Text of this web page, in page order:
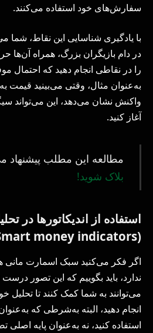
سفارش‌های خود استفاده می‌کنند.
با یادگیری شناسایی این نقاط، شما
در دام بازیگران بزرگ، همراه آن‌ها
را در نقاطی انجام دهید که احتمال
به‌عنوان مثال، وقتی می‌بینید قیمت
واکنش نشان می‌دهد، این می‌تواند
آغاز کنید.
مطالعه این مطلب پیشنهاد
بلاک شوید!
استفاده از اندیکاتورها در
(Smart money indicators)
اگر فکر می‌کنید سبک اسمارت مانی
ندارد، باید بگوییم که این تصور درست
می‌توانند به شما کمک کنند تا تحلیل
انجام دهید، البته به‌شرطی که
استفاده کنید، نه به‌عنوان پایه اصلی